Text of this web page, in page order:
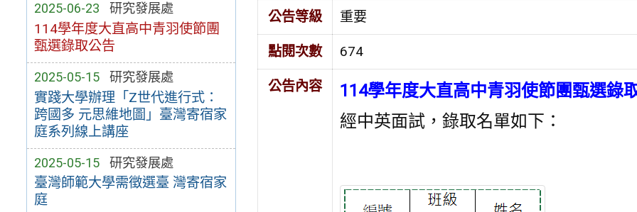
2025-06-23 研究發展處
114學年度大直高中青羽使節團
甄選錄取公告
2025-05-15 研究發展處
實踐大學辦理「Z世代進行式：
跨國多 元思維地圖」臺灣寄宿家
庭系列線上講座
2025-05-15 研究發展處
臺灣師範大學需徵選臺 灣寄宿家
庭
公告等級 重要
點閱次數 674
公告內容
114學年度大直高中青羽使節團甄選錄
經中英面試，錄取名單如下：